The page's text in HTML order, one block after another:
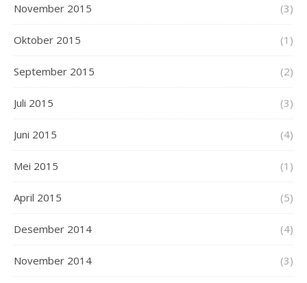
November 2015 (3)
Oktober 2015 (1)
September 2015 (2)
Juli 2015 (3)
Juni 2015 (4)
Mei 2015 (1)
April 2015 (5)
Desember 2014 (4)
November 2014 (3)